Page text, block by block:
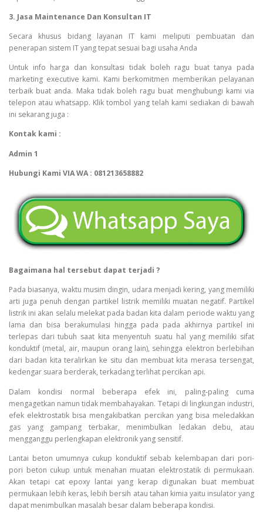
3. Jasa Maintenance Dan Konsultan IT
Secara khusus bidang layanan IT kami meliputi pembuatan dan
penerapan sistem IT yang tepat sesuai bagi usaha Anda
Untuk info harga dan konsultasi tidak boleh ragu buat tanya pada
marketing executive kami. Kami berkomitmen memberikan pelayanan
terbaik buat anda. Maka tidak boleh ragu buat menghubungi kami via
telepon atau whatsapp. Klik tombol yang telah kami sediakan di bawah
ini sekarang juga :
Kontak kami :
Admin 1
Hubungi Kami VIA WA : 081213658882
Bagaimana hal tersebut dapat terjadi ?
Pada biasanya, waktu musim dingin, udara menjadi kering, yang memiliki
arti juga penuh dengan partikel listrik memiliki muatan negatif. Partikel
listrik ini akan selalu melekat pada badan kita dalam periode waktu yang
lama dan bisa berakumulasi hingga pada pada akhirnya partikel ini
terlepas dari tubuh saat kita menyentuh suatu hal yang memiliki sifat
konduktif (metal, air, maupun orang lain), sehingga elektron berlebihan
dari badan kita teralirkan ke situ dan membuat kita merasa tersengat,
kedengar suara berderak, terkadang terlihat percikan api.
Dalam kondisi normal beberapa efek ini, paling-paling cuma
mengagetkan namun tidak membahayakan. Tetapi di lingkungan industri,
efek elektrostatik bisa mengakibatkan percikan yang bisa meledakkan
gas yang gampang terbakar, menimbulkan ledakan debu, atau
mengganggu perlengkapan elektronik yang sensitif.
Lantai beton umumnya cukup konduktif sebab kelembapan dari pori-
pori beton cukup untuk menahan muatan elektrostatik di permukaan.
Akan tetapi cat epoxy lantai yang kerap digunakan buat membuat
permukaan lebih keras, lebih bersih atau tahan kimia yaitu insulator yang
dapat menimbulkan masalah besar dalam beberapa kondisi.